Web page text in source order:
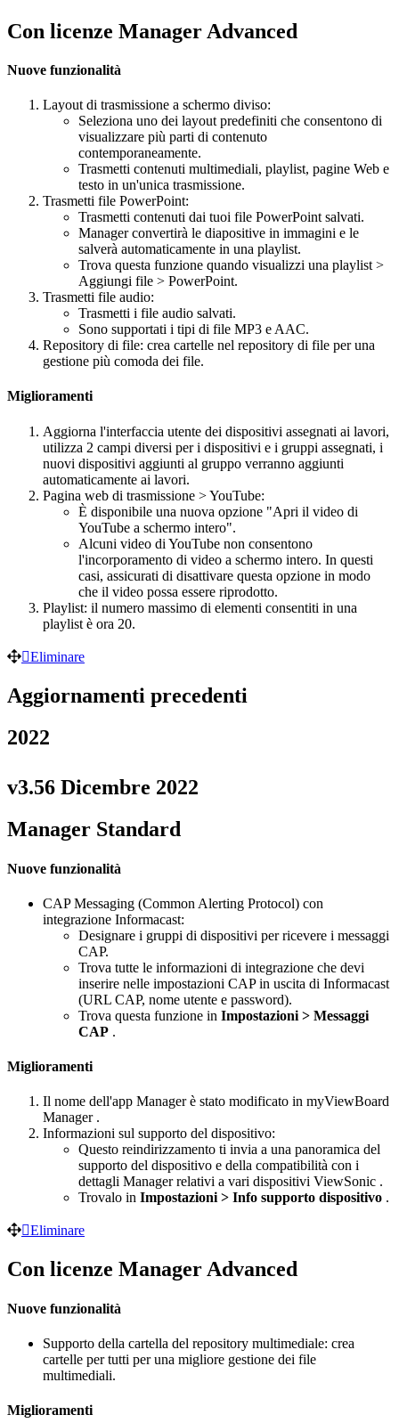
Con licenze Manager Advanced
Nuove funzionalità
Layout di trasmissione a schermo diviso:
Seleziona uno dei layout predefiniti che consentono di
visualizzare più parti di contenuto
contemporaneamente.
Trasmetti contenuti multimediali, playlist, pagine Web e
testo in un'unica trasmissione.
Trasmetti file PowerPoint:
Trasmetti contenuti dai tuoi file PowerPoint salvati.
Manager convertirà le diapositive in immagini e le
salverà automaticamente in una playlist.
Trova questa funzione quando visualizzi una playlist >
Aggiungi file > PowerPoint.
Trasmetti file audio:
Trasmetti i file audio salvati.
Sono supportati i tipi di file MP3 e AAC.
Repository di file: crea cartelle nel repository di file per una
gestione più comoda dei file.
Miglioramenti
Aggiorna l'interfaccia utente dei dispositivi assegnati ai lavori,
utilizza 2 campi diversi per i dispositivi e i gruppi assegnati, i
nuovi dispositivi aggiunti al gruppo verranno aggiunti
automaticamente ai lavori.
Pagina web di trasmissione > YouTube:
È disponibile una nuova opzione "Apri il video di
YouTube a schermo intero".
Alcuni video di YouTube non consentono
l'incorporamento di video a schermo intero. In questi
casi, assicurati di disattivare questa opzione in modo
che il video possa essere riprodotto.
Playlist: il numero massimo di elementi consentiti in una
playlist è ora 20.
Eliminare
Aggiornamenti precedenti
2022
v3.56 Dicembre 2022
Manager Standard
Nuove funzionalità
CAP Messaging (Common Alerting Protocol) con
integrazione Informacast:
Designare i gruppi di dispositivi per ricevere i messaggi
CAP.
Trova tutte le informazioni di integrazione che devi
inserire nelle impostazioni CAP in uscita di Informacast
(URL CAP, nome utente e password).
Trova questa funzione in Impostazioni > Messaggi
CAP .
Miglioramenti
Il nome dell'app Manager è stato modificato in myViewBoard
Manager .
Informazioni sul supporto del dispositivo:
Questo reindirizzamento ti invia a una panoramica del
supporto del dispositivo e della compatibilità con i
dettagli Manager relativi a vari dispositivi ViewSonic .
Trovalo in Impostazioni > Info supporto dispositivo .
Eliminare
Con licenze Manager Advanced
Nuove funzionalità
Supporto della cartella del repository multimediale: crea
cartelle per tutti per una migliore gestione dei file
multimediali.
Miglioramenti